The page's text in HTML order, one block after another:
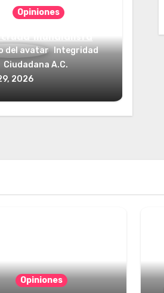
Opiniones
mundialista
Integridad
Ciudadana A.C.
2026
Opiniones